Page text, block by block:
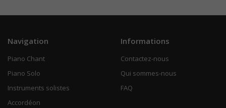
Navigation
Piano Chant
Piano Solo
Instruments solistes
Accordéon
Informations
Contactez-nous
Qui sommes-nous
FAQ